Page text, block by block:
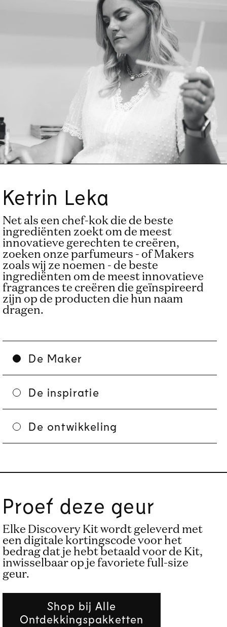
Ketrin Leka
Net als een chef-kok die de beste
ingrediënten zoekt om de meest
innovatieve gerechten te creëren,
zoeken onze parfumeurs - of Makers
zoals wij ze noemen - de beste
ingrediënten om de meest innovatieve
fragrances te creëren die geïnspireerd
zijn op de producten die hun naam
dragen.
De Maker
De inspiratie
De ontwikkeling
Proef deze geur
Elke Discovery Kit wordt geleverd met
een digitale kortingscode voor het
bedrag dat je hebt betaald voor de Kit,
inwisselbaar op je favoriete full-size
geur.
Shop bij Alle
Ontdekkingspakketten